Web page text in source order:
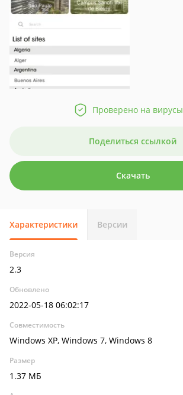
Проверено на вирусы
Поделиться ссылкой
Скачать
Характеристики Версии
Версия
2.3
Обновлено
2022-05-18 06:02:17
Совместимость
Windows XP, Windows 7, Windows 8
Размер
1.37 МБ